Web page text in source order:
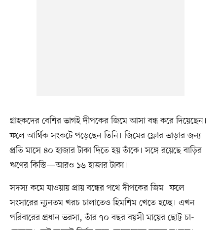
গ্রাহকদের বেশির ভাগই দীপকের জিমে আসা বন্ধ করে দিয়েছেন।
ফলে আর্থিক সংকটে পড়েছেন তিনি। জিমের ফ্লোর ভাড়ার জন্য
প্রতি মাসে ৪০ হাজার টাকা দিতে হয় তাঁকে। সঙ্গে রয়েছে বাড়ির
ঋণের কিস্তি—আরও ১৬ হাজার টাকা।
সদস্য কমে যাওয়ায় প্রায় বন্ধের পথে দীপকের জিম। ফলে
সংসারের ন্যূনতম খরচ চালাতেও হিমশিম খেতে হচ্ছে। এখন
পরিবারের প্রধান ভরসা, তাঁর ৭০ বছর বয়সী মায়ের ছোট্ট চা-